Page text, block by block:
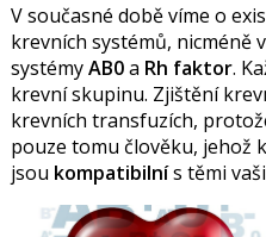
V současné době víme o
krevních systémů, nicméně
systémyAB0a Rh faktor.
krevní skupinu. Zjištění
krevních transfuzích,
pouze tomu člověku, jehož
jsou kompatibilnís těmi